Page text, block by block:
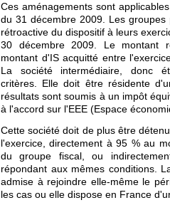
Ces aménagements sont
du 31 décembre 2009. Les
rétroactive du dispositif à leurs
30 décembre 2009. Le montant
montant d'IS acquitté entre
La société intermédiaire, donc
critères. Elle doit être résidente
résultats sont soumis à un impôt
à l'accord sur l'EEE (Espace
Cette société doit de plus être
l'exercice, directement à 95 % au
du groupe fiscal, ou
répondant aux mêmes conditions.
admise à rejoindre elle-même le
les cas ou elle dispose en France